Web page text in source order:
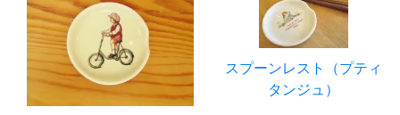
スプーンレスト（プティ
タンジュ）